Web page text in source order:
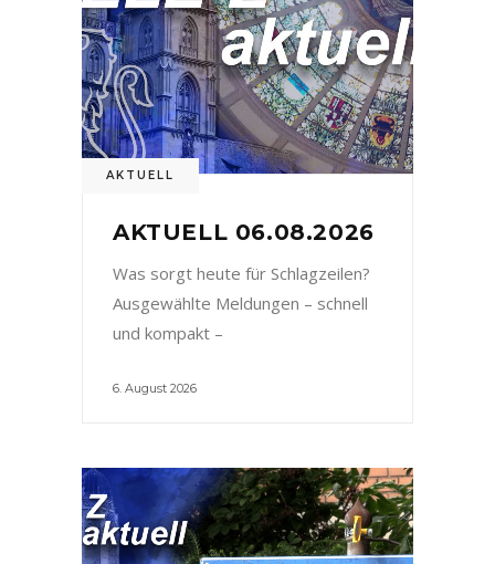
AKTUELL
AKTUELL 06.08.2026
Was sorgt heute für Schlagzeilen?
Ausgewählte Meldungen – schnell
und kompakt –
6. August 2026